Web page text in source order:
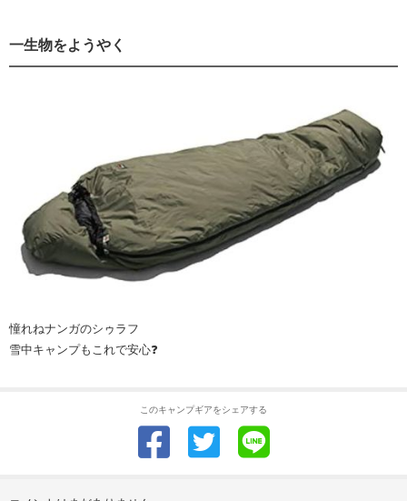
一生物をようやく
憧れねナンガのシゥラフ
雪中キャンプもこれで安心❓
このキャンプギアをシェアする